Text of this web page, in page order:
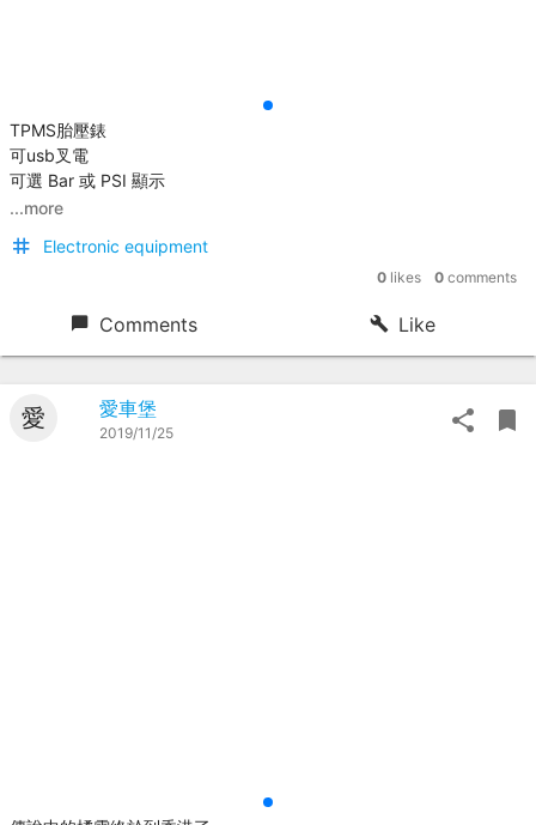
TPMS胎壓錶
可usb叉電
可選 Bar 或 PSI 顯示
...more
Electronic equipment
0 likes 0 comments
Comments Like
愛 愛車堡
2019/11/25